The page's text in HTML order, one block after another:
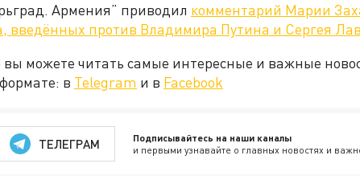
Армения” приводил комментарий Марии
введённых против Владимира Путина и Сергея
можете читать самые интересные и важные
в Telegram и в Facebook
ТЕЛЕГРАМ Подписывайтесь на наши каналы
и первыми узнавайте о главных новостях и